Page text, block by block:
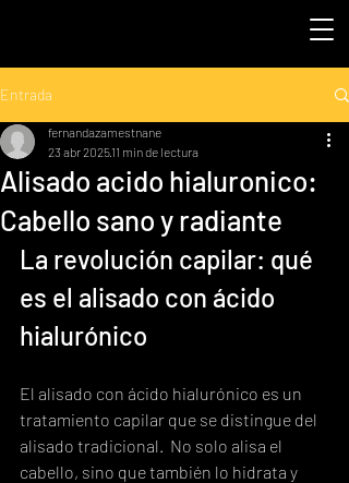
Entrada
Alisado acido hialuronico:
Cabello sano y radiante
fernandazamestnane
23 abr 202511 min de lectura
La revolución capilar: qué
es el alisado con ácido
hialurónico
El alisado con ácido hialurónico es un
tratamiento capilar que se distingue del
alisado tradicional.  No solo alisa el
cabello, sino que también lo hidrata y